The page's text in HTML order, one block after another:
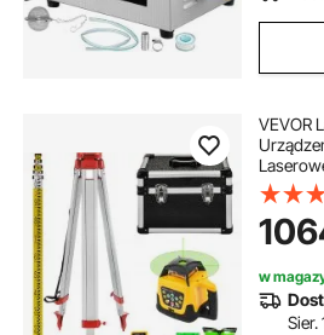
VEVOR
w
Sier.